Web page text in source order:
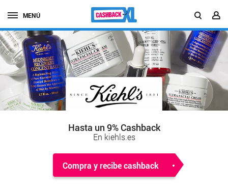
MENÚ
Hasta un 9% Cashback
En kiehls.es
Compra y recibe cashback